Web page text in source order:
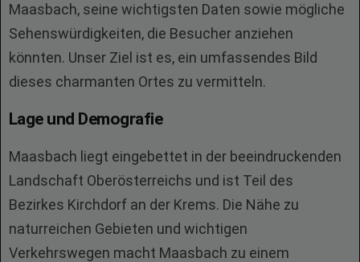
Maasbach, seine wichtigsten Daten sowie mögliche
Sehenswürdigkeiten, die Besucher anziehen
könnten. Unser Ziel ist es, ein umfassendes Bild
dieses charmanten Ortes zu vermitteln.
Lage und Demografie
Maasbach liegt eingebettet in der beeindruckenden
Landschaft Oberösterreichs und ist Teil des
Bezirkes Kirchdorf an der Krems. Die Nähe zu
naturreichen Gebieten und wichtigen
Verkehrswegen macht Maasbach zu einem